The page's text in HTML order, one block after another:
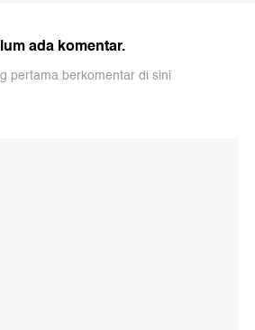
ada komentar.
pertama berkomentar di sini